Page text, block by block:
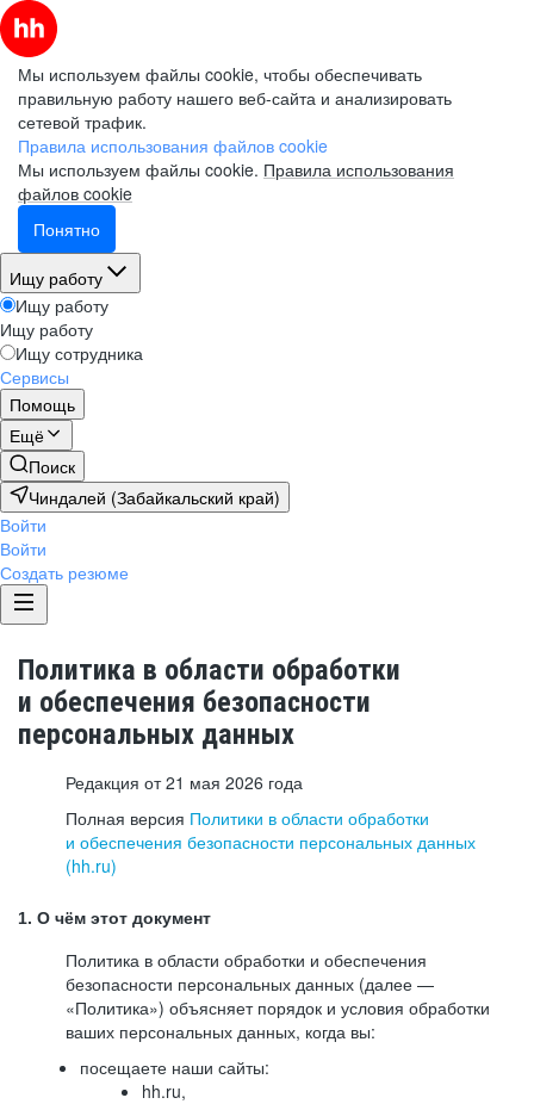
Мы используем файлы cookie, чтобы обеспечивать
правильную работу нашего веб-сайта и анализировать
сетевой трафик.
Правила использования файлов cookie
Мы используем файлы cookie. Правила использования
файлов cookie
Понятно
Ищу работу
Ищу работу
Ищу работу
Ищу сотрудника
Сервисы
Помощь
Ещё
Поиск
Чиндалей (Забайкальский край)
Войти
Войти
Создать резюме
Политика в области обработки
и обеспечения безопасности
персональных данных
Редакция от 21 мая 2026 года
Полная версия Политики в области обработки
и обеспечения безопасности персональных данных
(hh.ru)
1. О чём этот документ
Политика в области обработки и обеспечения
безопасности персональных данных (далее —
«Политика») объясняет порядок и условия обработки
ваших персональных данных, когда вы:
посещаете наши сайты:
hh.ru,